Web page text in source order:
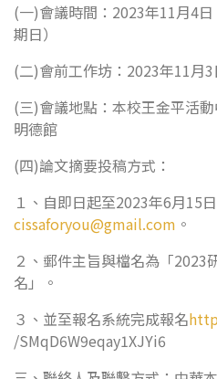
(一)會議時間：2023年11月4
期日）
(二)會前工作坊：2023年11月3
(三)會議地點：本校王金平活
明德館
(四)論文摘要投稿方式：
１、自即日起至2023年6月15
cissaforyou@gmail.com 。
２、郵件主旨與檔名為「2023
名」。
３、並至報名系統完成報名
/SMqD6W9eqay1XJYi6